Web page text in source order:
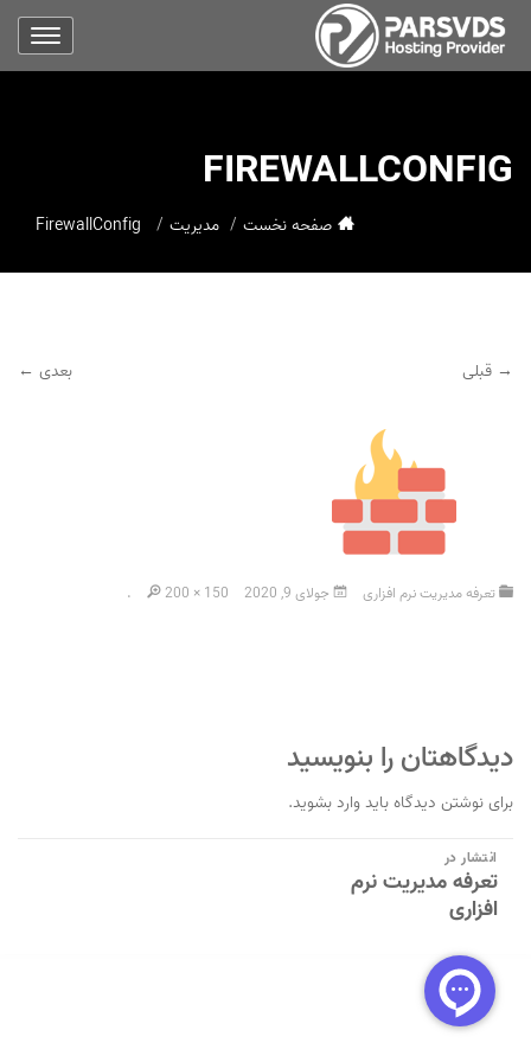
FIREWALLCONFIG
صفحه نخست مدیریت
→ قبلی بعدی ←
تعرفه مدیریت نرم افزاری جولای 9, 2020 200 × 150
.
دیدگاهتان را بنویسید
برای نوشتن دیدگاه بایدوارد بشوید.
راهبری
نوشته
انتشار در
تعرفه مدیریت نرم
افزاری